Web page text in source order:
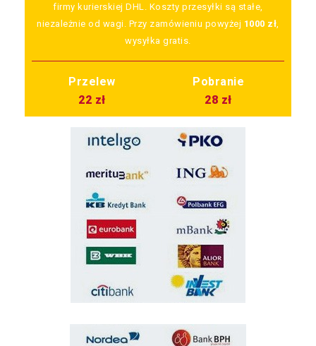
firmy kurierskiej DHL. Koszty przesyłki są stałe,
niezależnie od wagi. Przy zamówieniu powyżej 1000 zł
wysyłka gratis.
Przelew
Pobranie
22 zł
28 zł